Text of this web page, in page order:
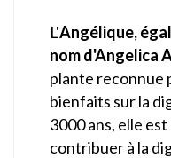
L'Angélique,
nom d'Angelica
plante reconnue
bienfaits sur la
3000 ans, elle
contribuer à la